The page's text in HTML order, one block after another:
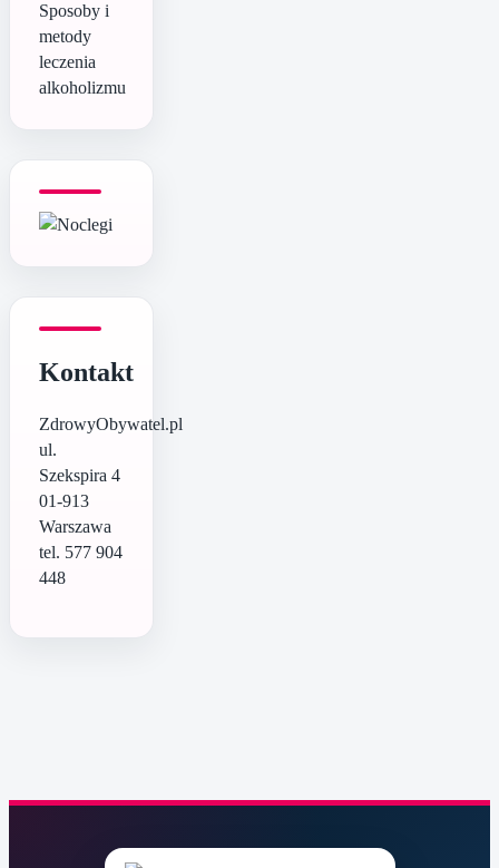
Sposoby i
metody
leczenia
alkoholizmu
Kontakt
ZdrowyObywatel.pl
ul.
Szekspira 4
01-913
Warszawa
tel. 577 904
448